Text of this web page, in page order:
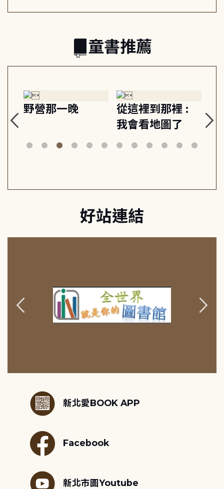
童書推薦
野營那一晚
從這裡到那裡 :
我會看地圖了
美
好站連結
新北愛BOOK APP
Facebook
新北市圖Youtube